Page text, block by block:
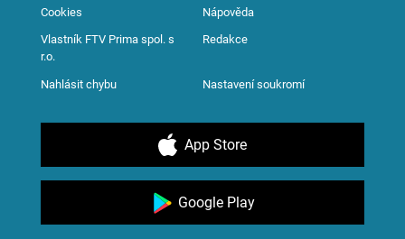
Cookies Nápověda
Vlastník FTV Prima spol. s
r.o.
Redakce
Nahlásit chybu Nastavení soukromí
App Store
Google Play